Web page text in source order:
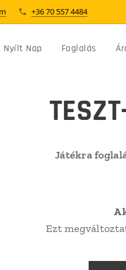
+36 70 557 4484
Nyílt Nap Foglalás
Játékra
A
Ezt